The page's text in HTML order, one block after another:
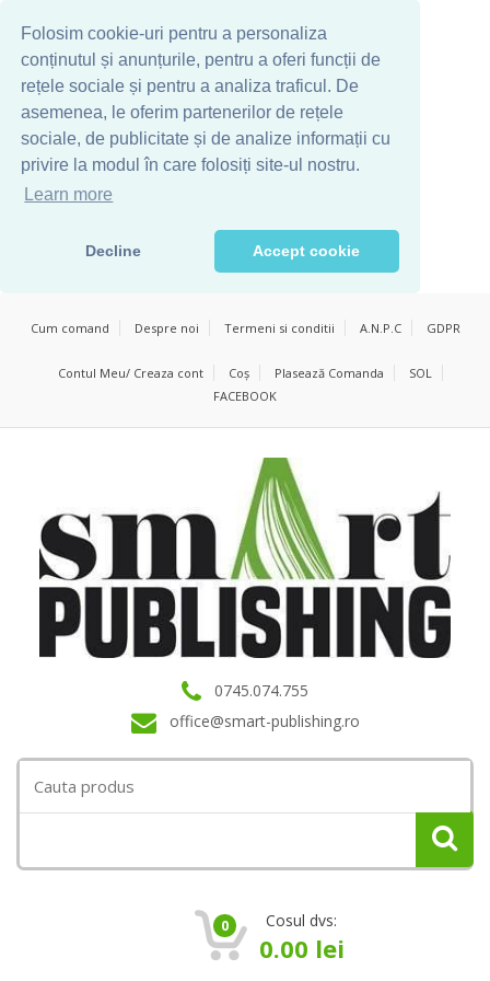
Folosim cookie-uri pentru a personaliza
conținutul și anunțurile, pentru a oferi funcții de
rețele sociale și pentru a analiza traficul. De
asemenea, le oferim partenerilor de rețele
sociale, de publicitate și de analize informații cu
privire la modul în care folosiți site-ul nostru.
Learn more
Decline Accept cookie
Cum comand Despre noi Termeni si conditii A.N.P.C GDPR
Contul Meu/ Creaza cont Coș Plasează Comanda
SOL
FACEBOOK
0745.074.755
office@smart-publishing.ro
for:
0 Cosul dvs:
0.00 lei